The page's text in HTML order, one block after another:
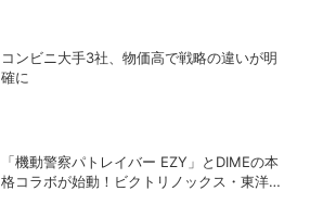
コンビニ大手3社、物価高で戦略の違いが明
確に
「機動警察パトレイバー EZY」とDIMEの本
格コラボが始動！ビクトリノックス・東洋ス